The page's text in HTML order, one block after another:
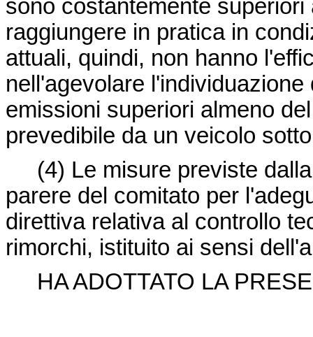
sono costantemente
raggiungere in pratica in
attuali, quindi, non hanno
nell'agevolare
emissioni superiori almeno
prevedibile da un veicolo
(4) Le misure previste
parere del comitato per
direttiva relativa al controllo
rimorchi, istituito ai sensi
HA ADOTTATO LA